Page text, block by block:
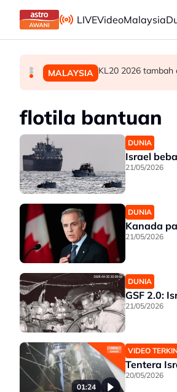
Skip to main content
LIVEVideoMalaysia
MALAYSIA Berita tempatan
MALAYSIA Teknologi "5G
MALAYSIA KL20 2026
flotila bantuan
DUNIA
Israel
21/05/2026
DUNIA
Kanada
21/05/2026
DUNIA
GSF 2.0:
21/05/2026
01:24
VIDEO
Tentera
20/05/2026